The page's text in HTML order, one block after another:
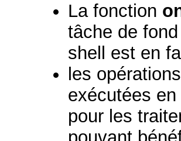
La fonction
tâche de
shell est en
les
exécutées
pour les